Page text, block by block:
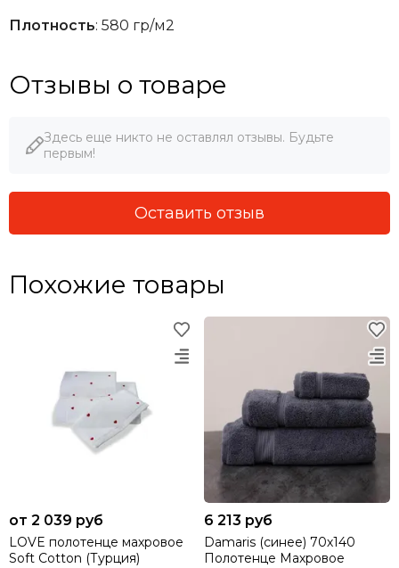
Плотность: 580 гр/м2
Отзывы о товаре
Здесь еще никто не оставлял отзывы. Будьте
первым!
Оставить отзыв
Похожие товары
от 2 039 руб
LOVE полотенце махровое
Soft Cotton (Турция)
6 213 руб
Damaris (синее) 70х140
Полотенце Махровое